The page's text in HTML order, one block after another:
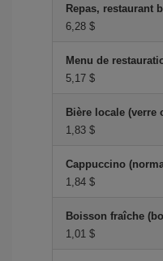
Repas, restaurant
6,28 $
Menu de
5,17 $
Bière locale (verre
1,83 $
Cappuccino
1,84 $
Boisson fraîche
1,01 $